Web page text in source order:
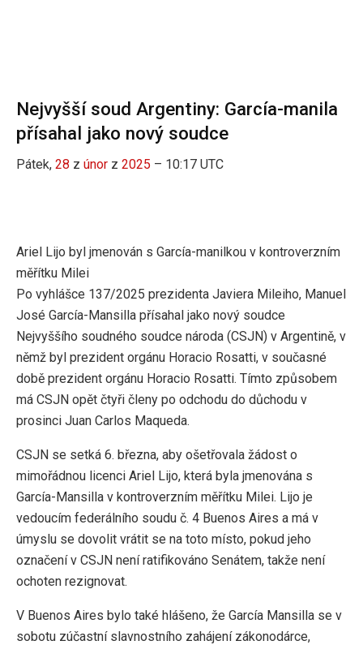
Nejvyšší soud Argentiny: García-manila
přísahal jako nový soudce
Pátek, 28 z únor z 2025 – 10:17 UTC
Ariel Lijo byl jmenován s García-manilkou v kontroverzním
měřítku Milei
Po vyhlášce 137/2025 prezidenta Javiera Mileiho, Manuel
José García-Mansilla přísahal jako nový soudce
Nejvyššího soudného soudce národa (CSJN) v Argentině, v
němž byl prezident orgánu Horacio Rosatti, v současné
době prezident orgánu Horacio Rosatti. Tímto způsobem
má CSJN opět čtyři členy po odchodu do důchodu v
prosinci Juan Carlos Maqueda.
CSJN se setká 6. března, aby ošetřovala žádost o
mimořádnou licenci Ariel Lijo, která byla jmenována s
García-Mansilla v kontroverzním měřítku Milei. Lijo je
vedoucím federálního soudu č. 4 Buenos Aires a má v
úmyslu se dovolit vrátit se na toto místo, pokud jeho
označení v CSJN není ratifikováno Senátem, takže není
ochoten rezignovat.
V Buenos Aires bylo také hlášeno, že García Mansilla se v
sobotu zúčastní slavnostního zahájení zákonodárce,